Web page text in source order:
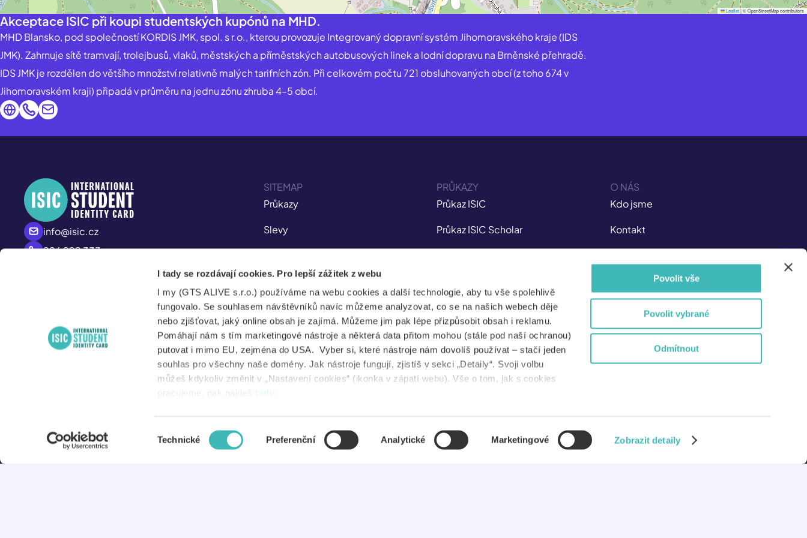
I tady se rozdávají cookies. Pro lepší zážitek z webu
I my (GTS ALIVE s.r.o.) používáme na webu cookies a další technologie, aby tu vše spolehlivě
fungovalo. Se souhlasem návštěvníků navíc můžeme analyzovat, co se na našich webech děje
nebo zjišťovat, jaký online obsah je zajímá. Můžeme jim pak lépe přizpůsobit obsah i reklamu.
Pomáhají nám s tím marketingové nástroje a některá data přitom mohou (stále pod naší ochranou)
putovat i mimo EU, zejména do USA. Vyber si, které nástroje nám dovolíš používat – stačí jeden
souhlas pro všechny naše domény. Jak nástroje fungují, zjistíš v sekci „Detaily“. Svoji volbu
můžeš kdykoliv změnit v „Nastavení cookies“ (ikonka v zápatí webu). Vše o tom, jak s cookies
souhlasu
Technické Preferenční Analytické Marketingové Zobrazit detaily
Povolit vše
Povolit vybrané
Odmítnout
Leaflet|© OpenStreetMap contributors
Akceptace ISIC při koupi studentských kupónů na MHD.
MHD Blansko, pod společností KORDIS JMK, spol. s r.o., kterou provozuje Integrovaný dopravní systém Jihomoravského kraje (IDS
JMK). Zahrnuje sítě tramvají, trolejbusů, vlaků, městských a příměstských autobusových linek a lodní dopravu na Brněnské přehradě.
IDS JMK je rozdělen do většího množství relativně malých tarifních zón. Při celkovém počtu 721 obsluhovaných obcí (z toho 674 v
Jihomoravském kraji) připadá v průměru na jednu zónu zhruba 4–5 obcí.
info@isic.cz
226 222 333
SITEMAP
Průkazy
Slevy
Aplikace
Student Jobs
FAQ
Novinky
Duševní zdraví
O NÁS
Kdo jsme
Kontakt
Dokumenty
Pro partnery
PRŮKAZY
Průkaz ISIC
Průkaz ISIC Scholar
Průkaz AliveID
© 2026 ISIC